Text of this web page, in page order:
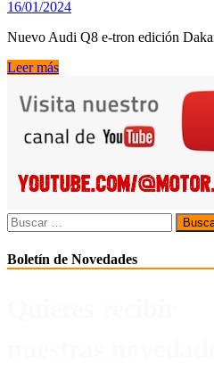
16/01/2024
Nuevo Audi Q8 e-tron edición
Nuevo
Q8
tron
edición
Leer más
Buscar:
Boletín de Novedades